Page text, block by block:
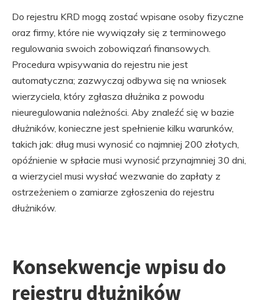
Do rejestru KRD mogą zostać wpisane osoby fizyczne
oraz firmy, które nie wywiązały się z terminowego
regulowania swoich zobowiązań finansowych.
Procedura wpisywania do rejestru nie jest
automatyczna; zazwyczaj odbywa się na wniosek
wierzyciela, który zgłasza dłużnika z powodu
nieuregulowania należności. Aby znaleźć się w bazie
dłużników, konieczne jest spełnienie kilku warunków,
takich jak: dług musi wynosić co najmniej 200 złotych,
opóźnienie w spłacie musi wynosić przynajmniej 30 dni,
a wierzyciel musi wysłać wezwanie do zapłaty z
ostrzeżeniem o zamiarze zgłoszenia do rejestru
dłużników.
Konsekwencje wpisu do
rejestru dłużników